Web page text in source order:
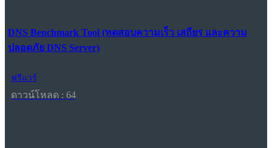
DNS Benchmark Tool (ทดสอบความเร็ว เสถียร และความ
ปลอดภัย DNS Server)
ฟรีแวร์
ดาวน์โหลด : 64